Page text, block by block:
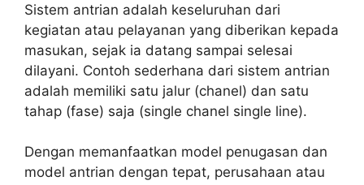
Sistem antrian adalah keseluruhan dari
kegiatan atau pelayanan yang diberikan kepada
masukan, sejak ia datang sampai selesai
dilayani. Contoh sederhana dari sistem antrian
adalah memiliki satu jalur (chanel) dan satu
tahap (fase) saja (single chanel single line).
Dengan memanfaatkan model penugasan dan
model antrian dengan tepat, perusahaan atau